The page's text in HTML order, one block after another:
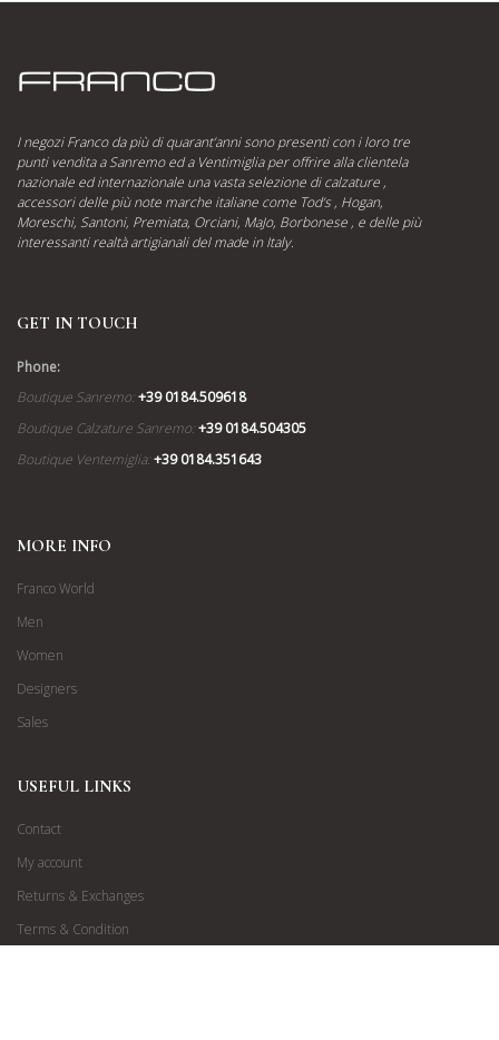
I negozi Franco da più di quarant’anni sono presenti con i loro tre
punti vendita a Sanremo ed a Ventimiglia per offrire alla clientela
nazionale ed internazionale una vasta selezione di calzature ,
accessori delle più note marche italiane come Tod’s , Hogan,
Moreschi, Santoni, Premiata, Orciani, MaJo, Borbonese , e delle più
interessanti realtà artigianali del made in Italy.
GET IN TOUCH
Phone:
Boutique Sanremo:+39 0184.509618
Boutique Calzature Sanremo:+39 0184.504305
Boutique Ventemiglia:+39 0184.351643
MORE INFO
Franco World
Men
Women
Designers
Sales
USEFUL LINKS
Contact
My account
Returns & Exchanges
Terms & Condition